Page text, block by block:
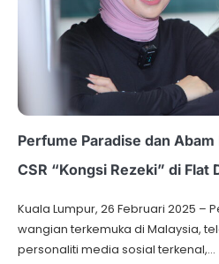
Perfume Paradise dan
CSR “Kongsi Rezeki” di Flat
Kuala Lumpur, 26 Februari 2025 –
wangian terkemuka di Malaysia,
personaliti media sosial terkenal,…